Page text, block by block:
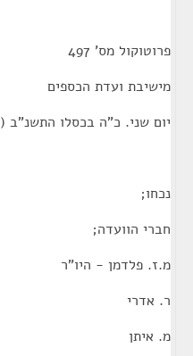
פרוטוקול מס' 497
מישיבת ועדת הכספים
יום שני. כ"ה בכסלו התשנ"ב (2 בדצמבר 1991). שעה 00;10
נכחו;
חברי הוועדה;
מ.ז. פלדמן - היו"ר
ר. אדרי
מ. איתן